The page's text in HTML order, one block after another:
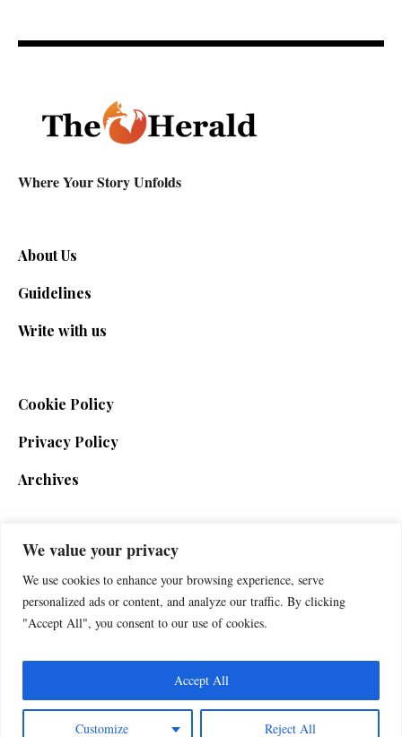
We value your privacy
We use cookies to enhance your browsing experience, serve
personalized ads or content, and analyze our traffic. By clicking
"Accept All", you consent to our use of cookies.
Customize Reject All
Accept All
Where Your Story Unfolds
About Us
Guidelines
Write with us
Cookie Policy
Privacy Policy
Archives
SIGN UP FOR THE NEWSLETTER